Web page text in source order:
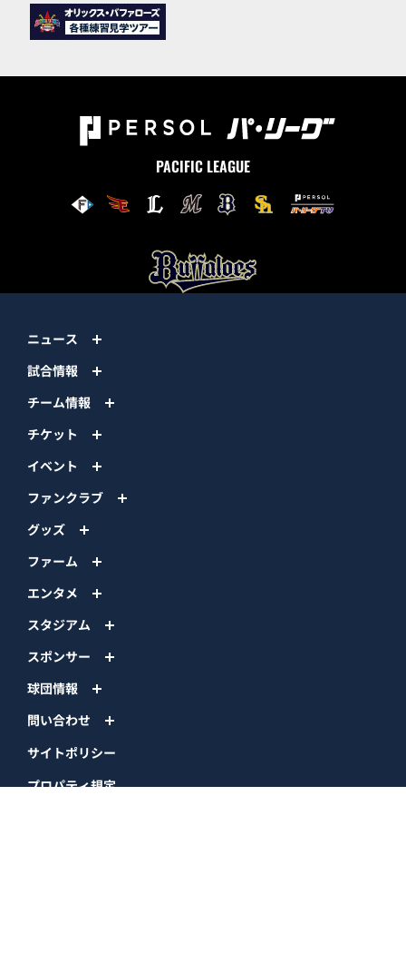
PACIFIC LEAGUE
ニュース
試合情報
チーム情報
チケット
イベント
ファンクラブ
グッズ
ファーム
エンタメ
スタジアム
スポンサー
球団情報
問い合わせ
サイトポリシー
プロパティ規定